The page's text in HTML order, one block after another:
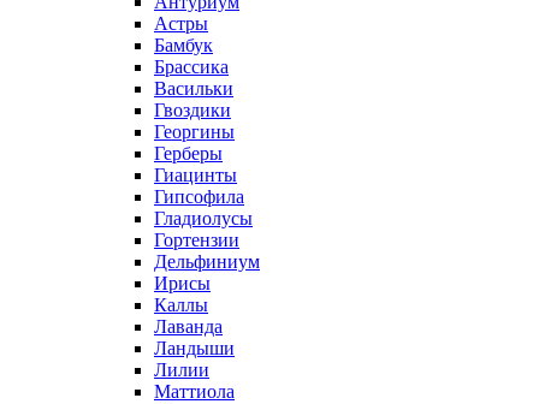
Астры
Бамбук
Брассика
Васильки
Гвоздики
Георгины
Герберы
Гиацинты
Гипсофила
Гладиолусы
Гортензии
Дельфиниум
Ирисы
Каллы
Лаванда
Ландыши
Лилии
Маттиола